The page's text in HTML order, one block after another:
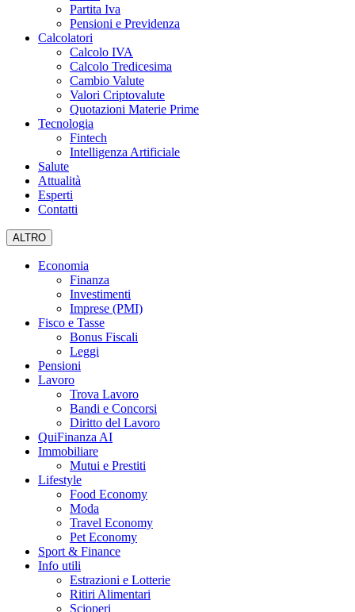
Partita Iva
Pensioni e Previdenza
Calcolatori
Calcolo IVA
Calcolo Tredicesima
Cambio Valute
Valori Criptovalute
Quotazioni Materie Prime
Tecnologia
Fintech
Intelligenza Artificiale
Salute
Attualità
Esperti
Contatti
ALTRO
Economia
Finanza
Investimenti
Imprese (PMI)
Fisco e Tasse
Bonus Fiscali
Leggi
Pensioni
Lavoro
Trova Lavoro
Bandi e Concorsi
Diritto del Lavoro
QuiFinanza AI
Immobiliare
Mutui e Prestiti
Lifestyle
Food Economy
Moda
Travel Economy
Pet Economy
Sport & Finance
Info utili
Estrazioni e Lotterie
Ritiri Alimentari
Scioperi